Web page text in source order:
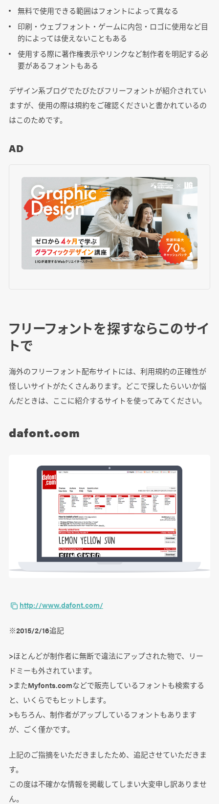
無料で使用できる範囲はフォントによって異なる
印刷・ウェブフォント・ゲームに内包・ロゴに使用など目
的によっては使えないこともある
使用する際に著作権表示やリンクなど制作者を明記する必
要があるフォントもある
デザイン系ブログでたびたびフリーフォントが紹介されてい
ますが、使用の際は規約をご確認くださいと書かれているの
はこのためです。
AD
フリーフォントを探すならこのサイ
トで
海外のフリーフォント配布サイトには、利用規約の正確性が
怪しいサイトがたくさんあります。どこで探したらいいか悩
んだときは、ここに紹介するサイトを使ってみてください。
dafont.com
http://www.dafont.com/
※2015/2/16追記
>ほとんどが制作者に無断で違法にアップされた物で、リー
ドミーも外されています。
>またMyfonts.comなどで販売しているフォントも検索する
と、いくらでもヒットします。
>もちろん、制作者がアップしているフォントもあります
が、ごく僅かです。
上記のご指摘をいただきましたため、追記させていただきま
す。
この度は不確かな情報を掲載してしまい大変申し訳ありませ
ん。